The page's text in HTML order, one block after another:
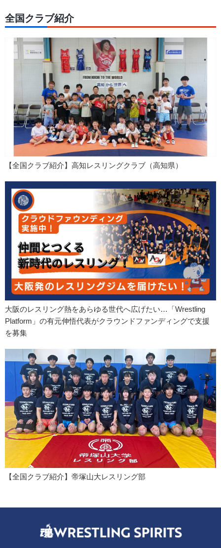
全国クラブ紹介
【全国クラブ紹介】高知レスリングクラブ（高知県）
大阪のレスリング熱をあらゆる世代へ広げたい…「Wrestling
Platform」の有元伸悟代表がクラウンドファンディングで支援
を募集
【全国クラブ紹介】帝塚山大レスリング部